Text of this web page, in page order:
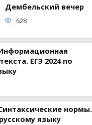
Дембельский вечер
628
ЕГЭ 2024 по
нормы.
языку